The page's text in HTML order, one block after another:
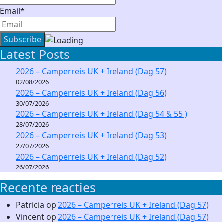
Email*
Latest Posts
2026 – Camperreis UK + Ireland (Dag 57)
02/08/2026
2026 – Camperreis UK + Ireland (Dag 56)
30/07/2026
2026 – Camperreis UK + Ireland (Dag 54 & 55 )
28/07/2026
2026 – Camperreis UK + Ireland (Dag 53)
27/07/2026
2026 – Camperreis UK + Ireland (Dag 52)
26/07/2026
Recente reacties
Patricia op 2026 – Camperreis UK + Ireland (Dag 57)
Vincent op 2026 – Camperreis UK + Ireland (Dag 57)